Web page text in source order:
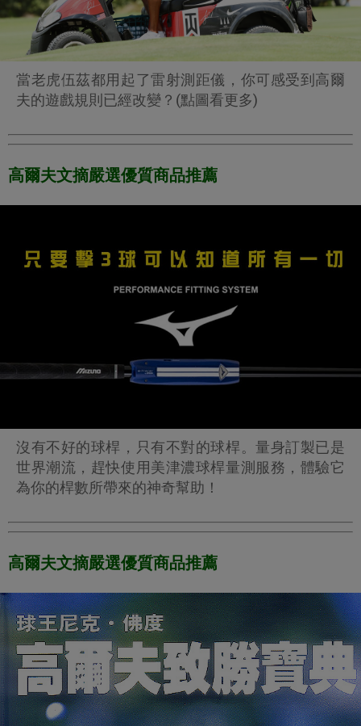
當老虎伍茲都用起了雷射測距儀，你可感受到高爾
夫的遊戲規則已經改變？(點圖看更多)
高爾夫文摘嚴選優質商品推薦
沒有不好的球桿，只有不對的球桿。量身訂製已是
世界潮流，趕快使用美津濃球桿量測服務，體驗它
為你的桿數所帶來的神奇幫助！
高爾夫文摘嚴選優質商品推薦